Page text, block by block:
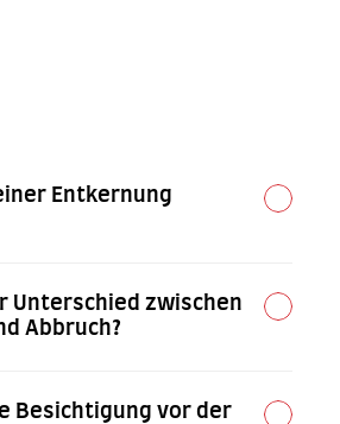
Entkernung
Unterschied zwischen
Abbruch?
Besichtigung vor der